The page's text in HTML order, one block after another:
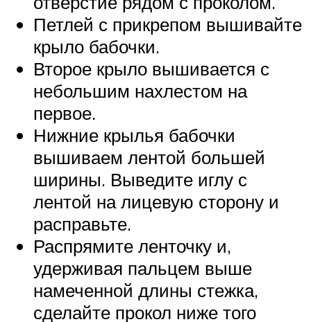
Петлей с прикрепом вышивайте
крыло бабочки.
Второе крыло вышивается с
небольшим нахлестом на
первое.
Нижние крылья бабочки
вышиваем лентой большей
ширины. Выведите иглу с
лентой на лицевую сторону и
расправьте.
Распрямите ленточку и,
удерживая пальцем выше
намеченной длины стежка,
сделайте прокол ниже того